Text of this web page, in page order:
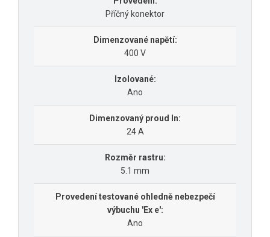
Příčný konektor
Dimenzované napětí:
400 V
Izolované:
Ano
Dimenzovaný proud In:
24 A
Rozměr rastru:
5.1 mm
Provedení testované ohledně nebezpečí
výbuchu 'Ex e':
Ano